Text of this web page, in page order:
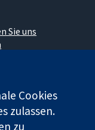
Sie uns
Cookies
zulassen.
zu